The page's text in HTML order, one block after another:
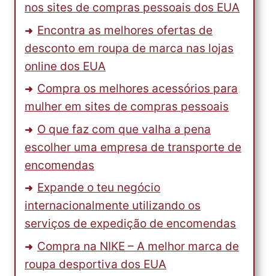
nos sites de compras pessoais dos EUA
Encontra as melhores ofertas de
desconto em roupa de marca nas lojas
online dos EUA
Compra os melhores acessórios para
mulher em sites de compras pessoais
O que faz com que valha a pena
escolher uma empresa de transporte de
encomendas
Expande o teu negócio
internacionalmente utilizando os
serviços de expedição de encomendas
Compra na NIKE – A melhor marca de
roupa desportiva dos EUA